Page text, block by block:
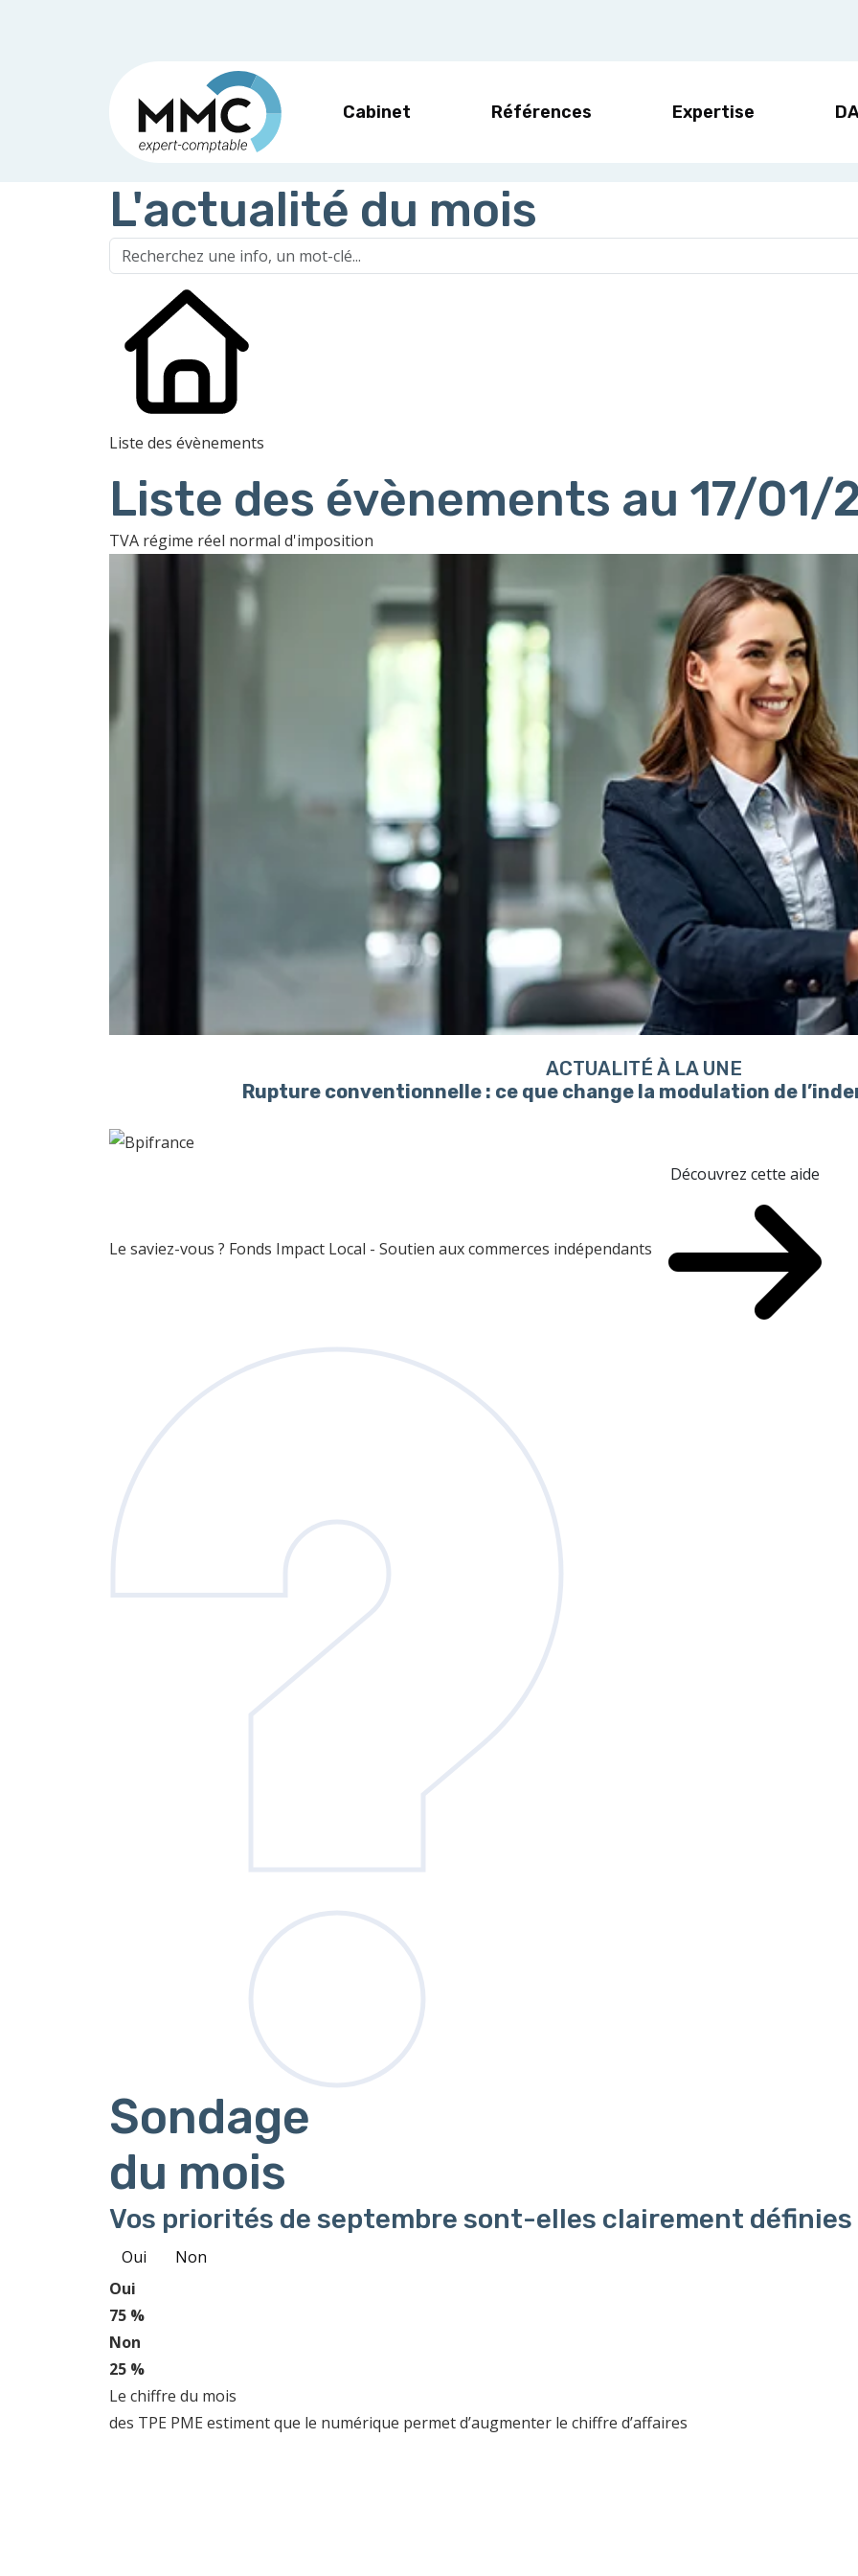
Cabinet Références Expertise
L'actualité du mois
Liste des évènements
Liste des évènements au 17/01/
TVA régime réel normal d'imposition
ACTUALITÉ À LA UNE
Rupture conventionnelle : ce que change la modulation de
Le saviez-vous ? Fonds Impact Local - Soutien aux commerces indépendants
Découvrez cette aide
Sondage
du mois
Vos priorités de septembre sont-elles clairement définies
Oui
Non
Oui
75 %
Non
25 %
Le chiffre du mois
des TPE PME estiment que le numérique permet d’augmenter le chiffre d’affaires